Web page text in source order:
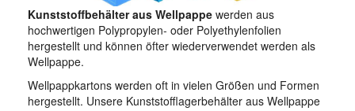
Kunststoffbehälter aus Wellpappe werden aus
hochwertigen Polypropylen- oder Polyethylenfolien
hergestellt und können öfter wiederverwendet werden als
Wellpappe.
Wellpappkartons werden oft in vielen Größen und Formen
hergestellt. Unsere Kunststofflagerbehälter aus Wellpappe